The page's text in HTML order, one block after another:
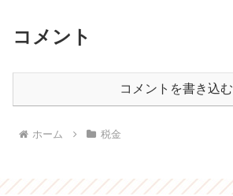
コメント
コメントを書き込む
ホーム 税金